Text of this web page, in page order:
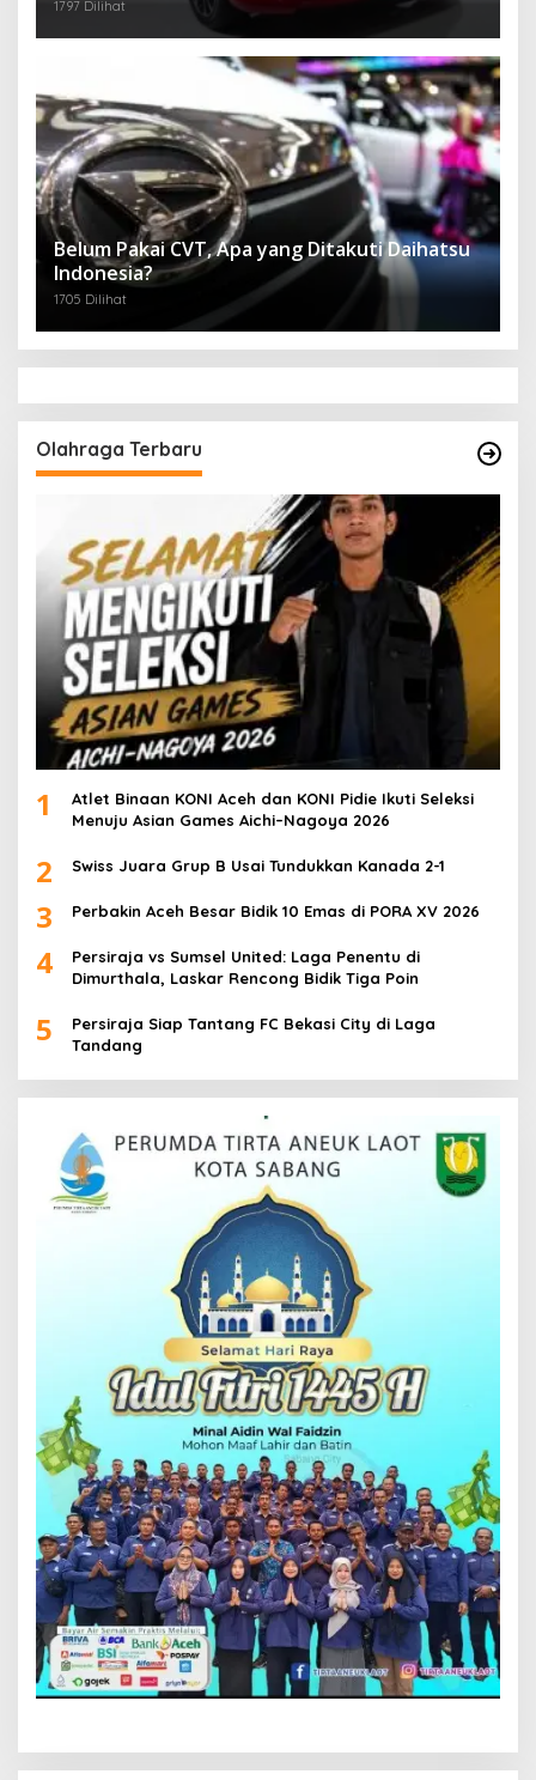
1797 Dilihat
Belum Pakai CVT, Apa yang Ditakuti Daihatsu
Indonesia?
1705 Dilihat
Olahraga Terbaru
1
Atlet Binaan KONI Aceh dan KONI Pidie Ikuti Seleksi
Menuju Asian Games Aichi–Nagoya 2026
2 Swiss Juara Grup B Usai Tundukkan Kanada 2-1
3 Perbakin Aceh Besar Bidik 10 Emas di PORA XV 2026
4
Persiraja vs Sumsel United: Laga Penentu di
Dimurthala, Laskar Rencong Bidik Tiga Poin
5
Persiraja Siap Tantang FC Bekasi City di Laga
Tandang